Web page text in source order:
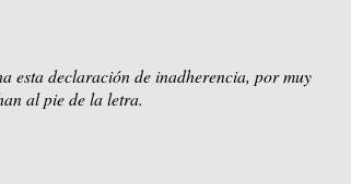
esta declaración de inadherencia, por muy
al pie de la letra.